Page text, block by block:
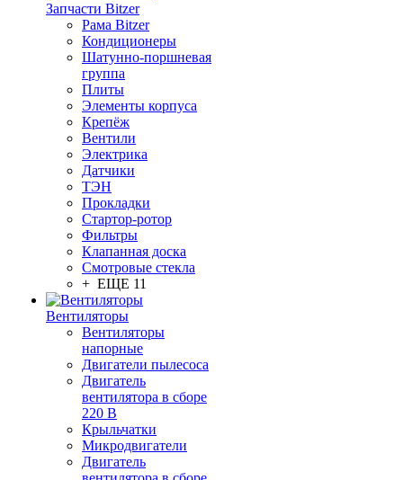
Запчасти Bitzer
Рама Bitzer
Кондиционеры
Шатунно-поршневая
группа
Плиты
Элементы корпуса
Крепёж
Вентили
Электрика
Датчики
ТЭН
Прокладки
Стартор-ротор
Фильтры
Клапанная доска
Смотровые стекла
+ ЕЩЕ 11
Вентиляторы
Вентиляторы
напорные
Двигатели пылесоса
Двигатель
вентилятора в сборе
220 В
Крыльчатки
Микродвигатели
Двигатель